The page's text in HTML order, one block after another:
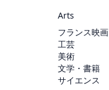
Arts
フランス映画
工芸
美術
文学・書籍
サイエンス